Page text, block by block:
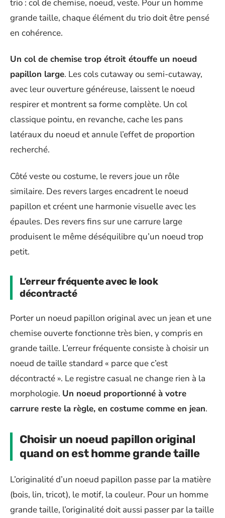
trio : col de chemise, noeud, veste. Pour un homme
grande taille, chaque élément du trio doit être pensé
en cohérence.
Un col de chemise trop étroit étouffe un noeud
papillon large. Les cols cutaway ou semi-cutaway,
avec leur ouverture généreuse, laissent le noeud
respirer et montrent sa forme complète. Un col
classique pointu, en revanche, cache les pans
latéraux du noeud et annule l’effet de proportion
recherché.
Côté veste ou costume, le revers joue un rôle
similaire. Des revers larges encadrent le noeud
papillon et créent une harmonie visuelle avec les
épaules. Des revers fins sur une carrure large
produisent le même déséquilibre qu’un noeud trop
petit.
L’erreur fréquente avec le look
décontracté
Porter un noeud papillon original avec un jean et une
chemise ouverte fonctionne très bien, y compris en
grande taille. L’erreur fréquente consiste à choisir un
noeud de taille standard « parce que c’est
décontracté ». Le registre casual ne change rien à la
morphologie. Un noeud proportionné à votre
carrure reste la règle, en costume comme en jean.
Choisir un noeud papillon original
quand on est homme grande taille
L’originalité d’un noeud papillon passe par la matière
(bois, lin, tricot), le motif, la couleur. Pour un homme
grande taille, l’originalité doit aussi passer par la taille